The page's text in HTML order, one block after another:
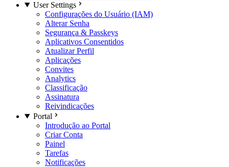
User Settings
Configurações do Usuário (IAM)
Alterar Senha
Segurança & Passkeys
Aplicativos Consentidos
Atualizar Perfil
Aplicações
Convites
Analytics
Classificação
Assinatura
Reivindicações
Portal
Introdução ao Portal
Criar Conta
Painel
Tarefas
Notificações